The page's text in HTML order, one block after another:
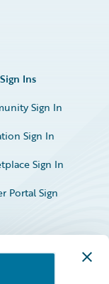
Ins
Sign In
Sign In
Sign In
Portal Sign